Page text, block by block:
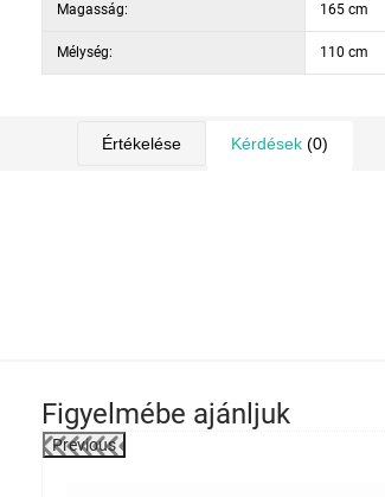
Magasság: 165 cm
Mélység: 110 cm
Értékelése Kérdések (0)
Figyelmébe ajánljuk
Previous